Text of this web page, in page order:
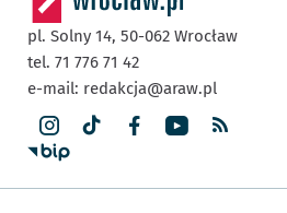
pl. Solny 14, 50-062 Wrocław
tel. 71 776 71 42
e-mail: redakcja@araw.pl